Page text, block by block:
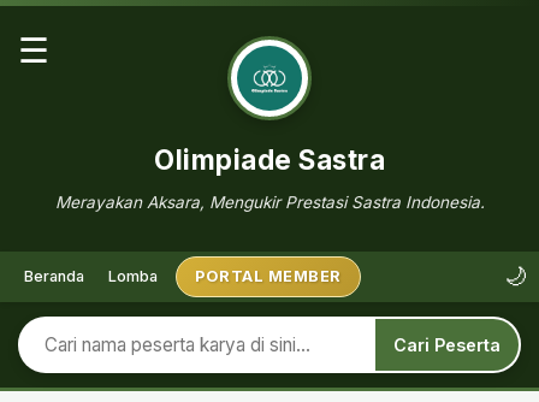
☰
Olimpiade Sastra
Merayakan Aksara, Mengukir Prestasi Sastra Indonesia.
Beranda Lomba PORTAL MEMBER 🌙
Cari Peserta